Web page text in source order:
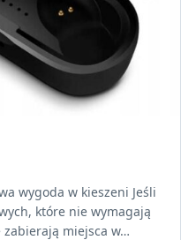
wygoda w kieszeni Jeśli
które nie wymagają
miejsca w…